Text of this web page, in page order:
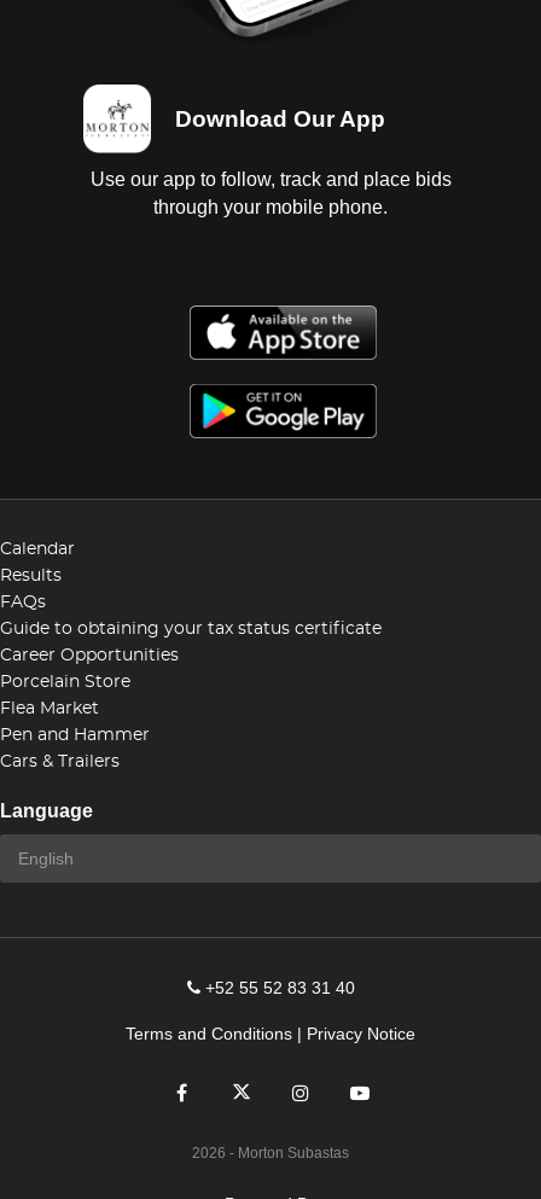
Download Our App
Use our app to follow, track and place bids
through your mobile phone.
Calendar
Results
FAQs
Guide to obtaining your tax status certificate
Career Opportunities
Porcelain Store
Flea Market
Pen and Hammer
Cars & Trailers
Language
+52 55 52 83 31 40
Terms and Conditions | Privacy Notice
2026 - Morton Subastas